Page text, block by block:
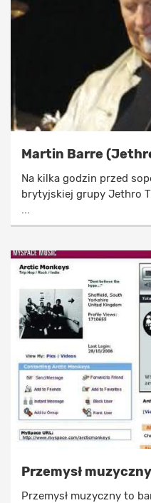
Martin Barre
Na kilka godzin przed
brytyjskiej grupy Jethro
...
Przemysł muzyczny
Przemysł muzyczny to